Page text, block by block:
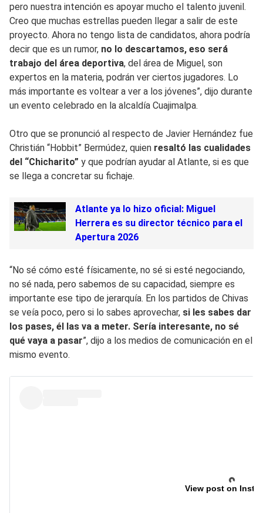
pero nuestra intención es apoyar mucho el talento juvenil.
Creo que muchas estrellas pueden llegar a salir de este
proyecto. Ahora no tengo lista de candidatos, ahora podría
decir que es un rumor, no lo descartamos, eso será
trabajo del área deportiva, del área de Miguel, son
expertos en la materia, podrán ver ciertos jugadores. Lo
más importante es voltear a ver a los jóvenes”, dijo durante
un evento celebrado en la alcaldía Cuajimalpa.
Otro que se pronunció al respecto de Javier Hernández fue
Christián “Hobbit” Bermúdez, quien resaltó las cualidades
del “Chicharito” y que podrían ayudar al Atlante, si es que
se llega a concretar su fichaje.
Atlante ya lo hizo oficial: Miguel
Herrera es su director técnico para el
Apertura 2026
“No sé cómo esté físicamente, no sé si esté negociando,
no sé nada, pero sabemos de su capacidad, siempre es
importante ese tipo de jerarquía. En los partidos de Chivas
se veía poco, pero si lo sabes aprovechar, si les sabes dar
los pases, él las va a meter. Sería interesante, no sé
qué vaya a pasar”, dijo a los medios de comunicación en el
mismo evento.
View post on